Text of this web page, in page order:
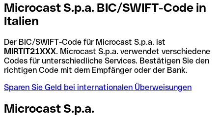
Microcast S.p.a. BIC/SWIFT-Code in
Italien
Der BIC/SWIFT-Code für Microcast S.p.a. ist
MIRTIT21XXX. Microcast S.p.a. verwendet verschiedene
Codes für unterschiedliche Services. Bestätigen Sie den
richtigen Code mit dem Empfänger oder der Bank.
Sparen Sie Geld bei internationalen Überweisungen
Microcast S.p.a.